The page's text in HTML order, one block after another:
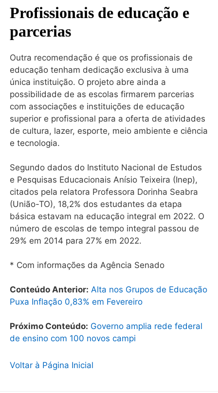
Profissionais de educação e
parcerias
Outra recomendação é que os profissionais de
educação tenham dedicação exclusiva à uma
única instituição. O projeto abre ainda a
possibilidade de as escolas firmarem parcerias
com associações e instituições de educação
superior e profissional para a oferta de atividades
de cultura, lazer, esporte, meio ambiente e ciência
e tecnologia.
Segundo dados do Instituto Nacional de Estudos
e Pesquisas Educacionais Anísio Teixeira (Inep),
citados pela relatora Professora Dorinha Seabra
(União-TO), 18,2% dos estudantes da etapa
básica estavam na educação integral em 2022. O
número de escolas de tempo integral passou de
29% em 2014 para 27% em 2022.
* Com informações da Agência Senado
Conteúdo Anterior: Alta nos Grupos de Educação
Puxa Inflação 0,83% em Fevereiro
Próximo Conteúdo: Governo amplia rede federal
de ensino com 100 novos campi
Voltar à Página Inicial